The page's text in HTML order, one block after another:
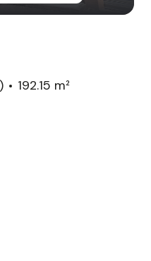
192.15 m²